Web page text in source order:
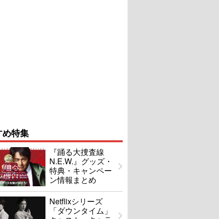
特集
『踊る大捜査線
N.E.W.』グッズ・
特典・キャンペー
ン情報まとめ
Netflixシリーズ
「ダウンタイム」